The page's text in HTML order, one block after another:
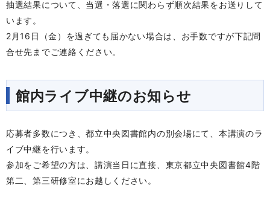
抽選結果について、当選・落選に関わらず順次結果をお送りして
います。
2月16日（金）を過ぎても届かない場合は、お手数ですが下記問
合せ先までご連絡ください。
館内ライブ中継のお知らせ
応募者多数につき、都立中央図書館内の別会場にて、本講演のラ
イブ中継を行います。
参加をご希望の方は、講演当日に直接、東京都立中央図書館4階
第二、第三研修室にお越しください。